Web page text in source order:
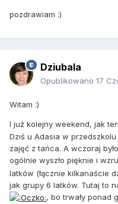
pozdrawiam :)
Dziubala
Opublikowano 17
Witam :)
I już kolejny weekend, jak
Dziś u Adasia w
zajęć z tańca. A wczoraj
ogólnie wyszło pięknie i
latków (łącznie kilkanaście
jak grupy 6 latków. Tutaj to
, bo trwały ponad